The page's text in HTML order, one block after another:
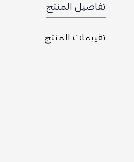
تفاصيل المنتج
تقييمات المنتج